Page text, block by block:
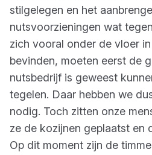
stilgelegen en het
nutsvoorzieningen wat
zich vooral onder de vloer
bevinden, moeten eerst de
nutsbedrijf is geweest
tegelen. Daar hebben we
nodig. Toch zitten onze
ze de kozijnen geplaatst en
Op dit moment zijn de